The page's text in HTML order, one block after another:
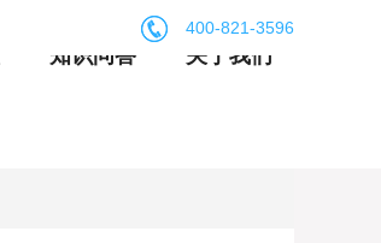
400-821-3596
知识问答 关于我们